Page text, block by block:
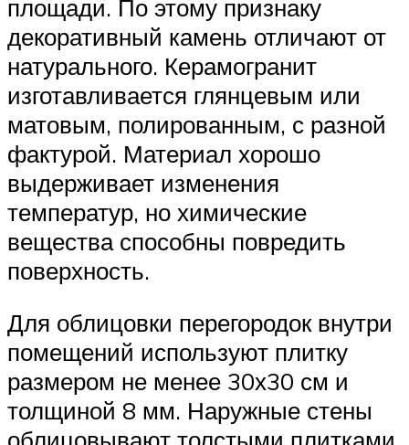
площади. По этому признаку
декоративный камень отличают от
натурального. Керамогранит
изготавливается глянцевым или
матовым, полированным, с разной
фактурой. Материал хорошо
выдерживает изменения
температур, но химические
вещества способны повредить
поверхность.
Для облицовки перегородок внутри
помещений используют плитку
размером не менее 30х30 см и
толщиной 8 мм. Наружные стены